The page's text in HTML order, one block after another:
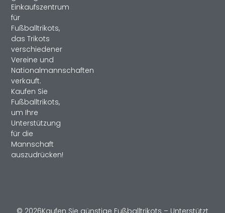
Einkaufszentrum
für
Fußballtrikots,
das Trikots
verschiedener
Vereine und
Nationalmannschaften
verkauft.
Kaufen Sie
Fußballtrikots,
um Ihre
Unterstützung
für die
Mannschaft
auszudrücken!
© 2026Kaufen Sie günstige Fußballtrikots – Unterstützt